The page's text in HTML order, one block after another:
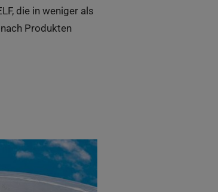
die in weniger als
Produkten